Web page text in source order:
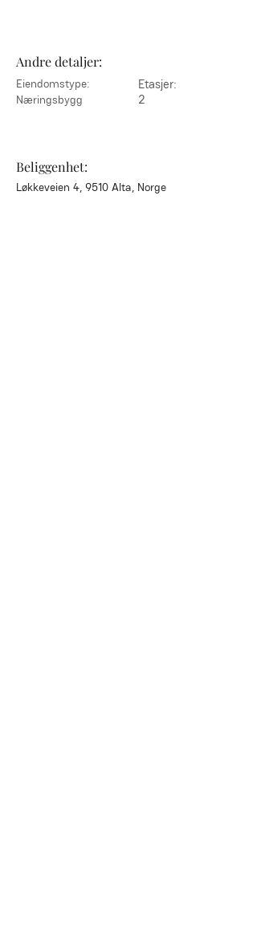
Andre detaljer:
Eiendomstype:
Næringsbygg
Etasjer:
2
Beliggenhet:
Løkkeveien 4, 9510 Alta, Norge